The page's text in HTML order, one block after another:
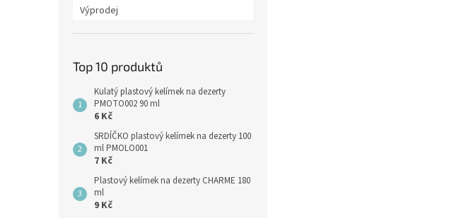
Výprodej
Top 10 produktů
Kulatý plastový kelímek na dezerty
PMOTO002 90 ml
6 Kč
SRDÍČKO plastový kelímek na dezerty 100
ml PMOLO001
7 Kč
Plastový kelímek na dezerty CHARME 180
ml
9 Kč